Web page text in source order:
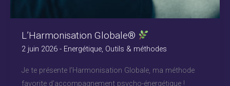
L’Harmonisation Globale®
2 juin 2026 - Energétique, Outils & méthodes
Je te présente l’Harmonisation Globale, ma méthode
favorite d’accompagnement psycho-énergétique !